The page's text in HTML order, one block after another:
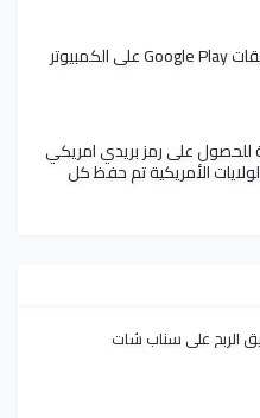
طريقة تحميل تطبيقات Google Play على الكمبيوتر
على رمز بريدي امريكي
الأمريكية تم حفظ كل
الربح على سناب شات